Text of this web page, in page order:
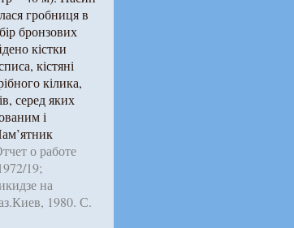
гробниця в
бронзових
кістки
кістяні
кілика,
серед яких
і
о работе
19;
на
1980. С.